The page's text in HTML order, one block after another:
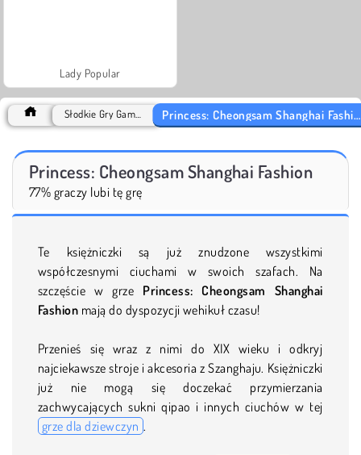
Lady Popular
Princess: Cheongsam Shanghai Fashion
77% graczy lubi tę grę
Te księżniczki są już znudzone wszystkimi
współczesnymi ciuchami w swoich szafach. Na
szczęście w grze Princess: Cheongsam Shanghai
Fashion mają do dyspozycji wehikuł czasu!
Przenieś się wraz z nimi do XIX wieku i odkryj
najciekawsze stroje i akcesoria z Szanghaju. Księżniczki
już nie mogą się doczekać przymierzania
zachwycających sukni qipao i innych ciuchów w tej
grze dla dziewczyn .